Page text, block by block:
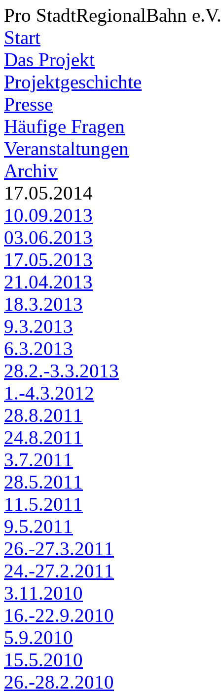
Pro StadtRegionalBahn e.V.
Start
Das Projekt
Projektgeschichte
Presse
Häufige Fragen
Veranstaltungen
Archiv
17.05.2014
10.09.2013
03.06.2013
17.05.2013
21.04.2013
18.3.2013
9.3.2013
6.3.2013
28.2.-3.3.2013
1.-4.3.2012
28.8.2011
24.8.2011
3.7.2011
28.5.2011
11.5.2011
9.5.2011
26.-27.3.2011
24.-27.2.2011
3.11.2010
16.-22.9.2010
5.9.2010
15.5.2010
26.-28.2.2010